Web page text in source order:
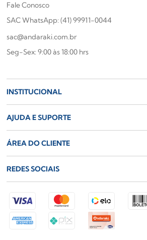
Fale Conosco
SAC WhatsApp: (41) 99911-0044
sac@andaraki.com.br
Seg-Sex: 9:00 às 18:00 hrs
INSTITUCIONAL
AJUDA E SUPORTE
ÁREA DO CLIENTE
REDES SOCIAIS